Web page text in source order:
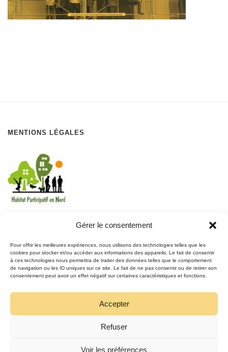
Gérer le consentement
Pour offrir les meilleures expériences, nous utilisons des technologies telles que les
cookies pour stocker et/ou accéder aux informations des appareils. Le fait de consentir
à ces technologies nous permettra de traiter des données telles que le comportement
de navigation ou les ID uniques sur ce site. Le fait de ne pas consentir ou de retirer son
consentement peut avoir un effet négatif sur certaines caractéristiques et fonctions.
Accepter
Refuser
Voir les préférences
MENTIONS LÉGALES
REJOIGNEZ-NOUS
SUR FACEBOOK